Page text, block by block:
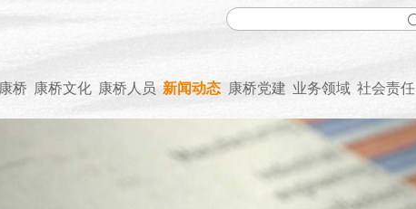
桥 康桥文化 康桥人员 新闻动态 康桥党建 业务领域 社会责任